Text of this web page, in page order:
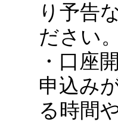
り予告
ださい。
・口座
申込み
る時間